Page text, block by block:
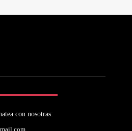
con nosotras: